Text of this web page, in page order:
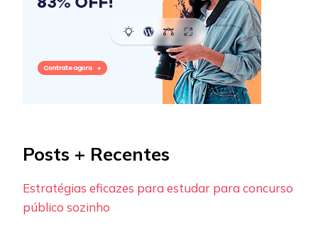
Posts + Recentes
Estratégias eficazes para estudar para concurso
público sozinho